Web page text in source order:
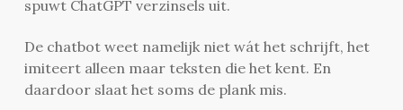
spuwt ChatGPT verzinsels uit.
De chatbot weet namelijk niet wát het schrijft, het
imiteert alleen maar teksten die het kent. En
daardoor slaat het soms de plank mis.